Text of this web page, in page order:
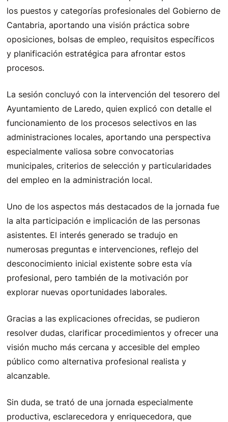
los puestos y categorías profesionales del Gobierno de
Cantabria, aportando una visión práctica sobre
oposiciones, bolsas de empleo, requisitos específicos
y planificación estratégica para afrontar estos
procesos.
La sesión concluyó con la intervención del tesorero del
Ayuntamiento de Laredo, quien explicó con detalle el
funcionamiento de los procesos selectivos en las
administraciones locales, aportando una perspectiva
especialmente valiosa sobre convocatorias
municipales, criterios de selección y particularidades
del empleo en la administración local.
Uno de los aspectos más destacados de la jornada fue
la alta participación e implicación de las personas
asistentes. El interés generado se tradujo en
numerosas preguntas e intervenciones, reflejo del
desconocimiento inicial existente sobre esta vía
profesional, pero también de la motivación por
explorar nuevas oportunidades laborales.
Gracias a las explicaciones ofrecidas, se pudieron
resolver dudas, clarificar procedimientos y ofrecer una
visión mucho más cercana y accesible del empleo
público como alternativa profesional realista y
alcanzable.
Sin duda, se trató de una jornada especialmente
productiva, esclarecedora y enriquecedora, que